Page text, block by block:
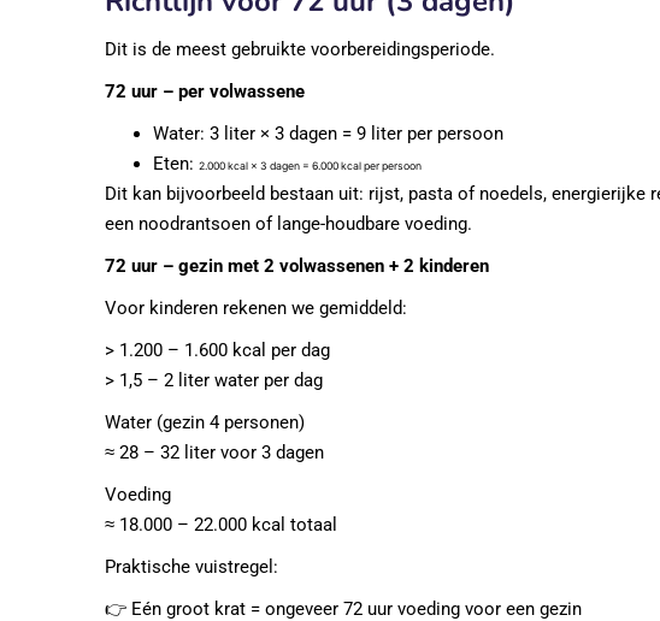
Dit is de meest gebruikte voorbereidingsperiode.
72 uur – per volwassene
Water: 3 liter × 3 dagen = 9 liter per persoon
Eten: 2.000 kcal × 3 dagen = 6.000 kcal per persoon
Dit kan bijvoorbeeld bestaan uit: rijst, pasta of noedels, energierijke
een noodrantsoen of lange-houdbare voeding.
72 uur – gezin met 2 volwassenen + 2 kinderen
Voor kinderen rekenen we gemiddeld:
> 1.200 – 1.600 kcal per dag
> 1,5 – 2 liter water per dag
Water (gezin 4 personen)
≈ 28 – 32 liter voor 3 dagen
Voeding
≈ 18.000 – 22.000 kcal totaal
Praktische vuistregel:
👉 Eén groot krat = ongeveer 72 uur voeding voor een gezin